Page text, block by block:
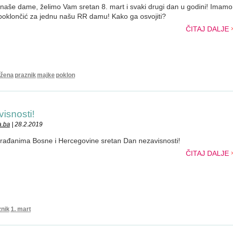
dame, želimo Vam sretan 8. mart i svaki drugi dan u godini! Imamo
za jednu našu RR damu! Kako ga osvojiti?
ČITAJ DALJE
praznik majke poklon
| 28.2.2019
Bosne i Hercegovine sretan Dan nezavisnosti!
ČITAJ DALJE
1. mart